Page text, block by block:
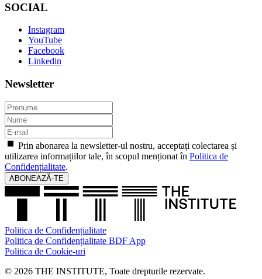
SOCIAL
Instagram
YouTube
Facebook
Linkedin
Newsletter
Prin abonarea la newsletter-ul nostru, acceptați colectarea și
utilizarea informațiilor tale, în scopul menționat în Politica de
Confidențialitate.
ABONEAZĂ-TE
Politica de Confidențialitate
Politica de Confidențialitate BDF App
Politica de Cookie-uri
© 2026 THE INSTITUTE, Toate drepturile rezervate.